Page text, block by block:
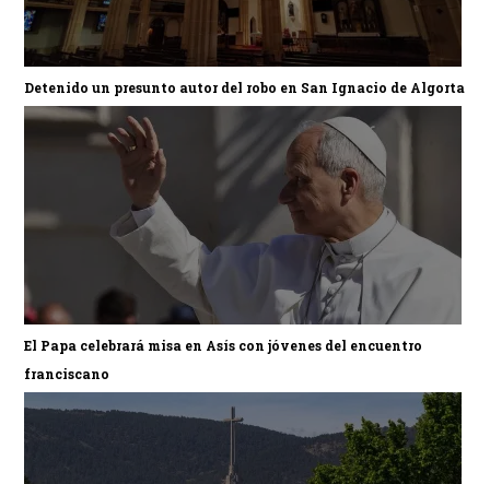
Detenido un presunto autor del robo en San Ignacio de Algorta
El Papa celebrará misa en Asís con jóvenes del encuentro
franciscano